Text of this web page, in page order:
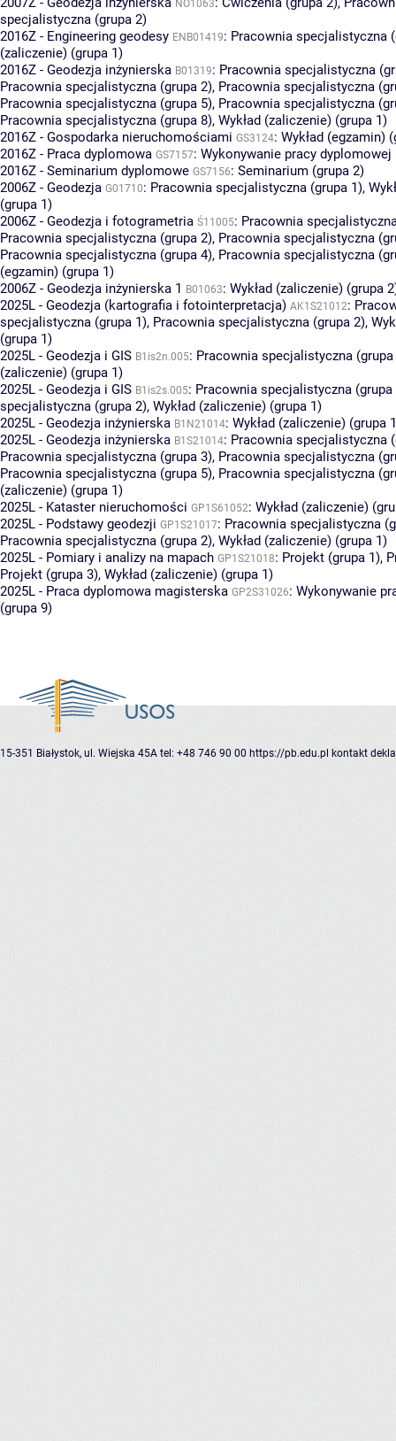
NO1063
specjalistyczna (grupa 2)
2016Z - Engineering geodesy ENB01419: Pracownia specjalistyczna
(zaliczenie) (grupa 1)
2016Z - Geodezja inżynierska B01319: Pracownia specjalistyczna
Pracownia specjalistyczna (grupa 2), Pracownia specjalistyczna
Pracownia specjalistyczna (grupa 5), Pracownia specjalistyczna
Pracownia specjalistyczna (grupa 8), Wykład (zaliczenie) (grupa 1)
2016Z - Gospodarka nieruchomościami GS3124: Wykład (egzamin)
2016Z - Praca dyplomowa GS7157: Wykonywanie pracy dyplomowej
2016Z - Seminarium dyplomowe GS7156: Seminarium (grupa 2)
2006Z - Geodezja G01710: Pracownia specjalistyczna (grupa 1),
(grupa 1)
2006Z - Geodezja i fotogrametria Ś11005: Pracownia
Pracownia specjalistyczna (grupa 2), Pracownia specjalistyczna
Pracownia specjalistyczna (grupa 4), Pracownia specjalistyczna
(egzamin) (grupa 1)
2006Z - Geodezja inżynierska 1 B01063: Wykład (zaliczenie) (grupa
2025L - Geodezja (kartografia i fotointerpretacja) AK1S21012:
specjalistyczna (grupa 1), Pracownia specjalistyczna (grupa 2),
(grupa 1)
2025L - Geodezja i GIS B1is2n.005: Pracownia specjalistyczna (grupa
(zaliczenie) (grupa 1)
2025L - Geodezja i GIS B1is2s.005: Pracownia specjalistyczna (grupa
specjalistyczna (grupa 2), Wykład (zaliczenie) (grupa 1)
2025L - Geodezja inżynierska B1N21014: Wykład (zaliczenie) (grupa
2025L - Geodezja inżynierska B1S21014: Pracownia specjalistyczna
Pracownia specjalistyczna (grupa 3), Pracownia specjalistyczna
Pracownia specjalistyczna (grupa 5), Pracownia specjalistyczna
(zaliczenie) (grupa 1)
2025L - Kataster nieruchomości GP1S61052: Wykład (zaliczenie)
2025L - Podstawy geodezji GP1S21017: Pracownia specjalistyczna
Pracownia specjalistyczna (grupa 2), Wykład (zaliczenie) (grupa 1)
2025L - Pomiary i analizy na mapach GP1S21018: Projekt (grupa 1),
Projekt (grupa 3), Wykład (zaliczenie) (grupa 1)
2025L - Praca dyplomowa magisterska GP2S31026: Wykonywanie
(grupa 9)
15-351 Białystok, ul. Wiejska 45A tel: +48 746 90 00 https://pb.edu.pl kontakt